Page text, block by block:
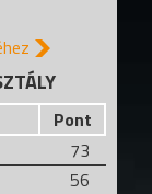
Pont
73
56